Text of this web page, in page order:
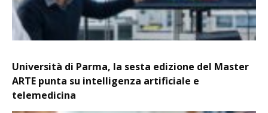
Università di Parma, la sesta edizione del Master
ARTE punta su intelligenza artificiale e
telemedicina